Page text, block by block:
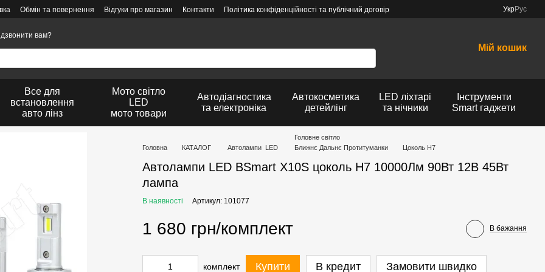
Обмін та повернення Відгуки про магазин Контакти Політика конфіденційності та публічний договір УкрРус
вам?
Мій кошик
Все для
встановлення
авто лінз
Мото світло
LED
мото товари
Автодіагностика
та електроніка
Автокосметика
детейлінг
LED ліхтарі
та нічники
Інструменти
Smart гаджети
Головна КАТАЛОГ Автолампи LED
Головне світло
Ближнє Дальнє Протитуманки
Цоколь H7
Автолампи LED BSmart X10S цоколь H7 10000Лм 90Вт 12В 45Вт
лампа
В наявності Артикул: 101077
1 680 грн/комплект В бажання
комплект Купити В кредит Замовити швидко